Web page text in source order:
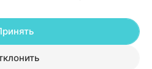
| 220012, Республика Беларусь,